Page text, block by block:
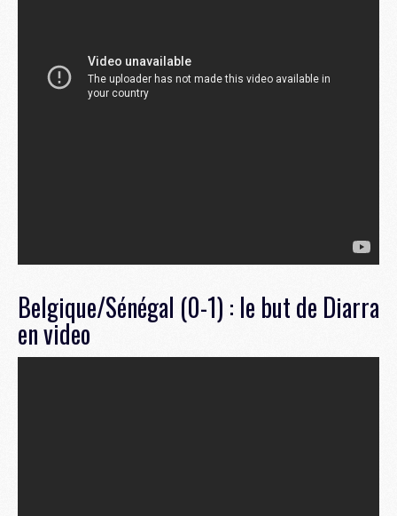
Belgique/Sénégal (0-1) : le but de Diarra
en video